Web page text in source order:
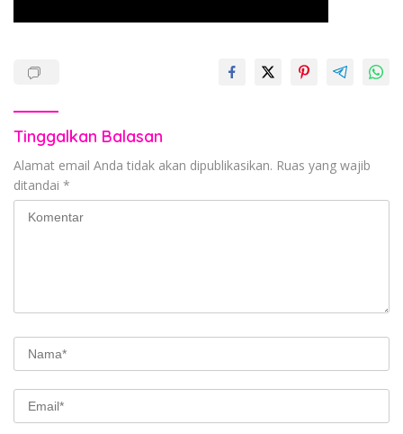
Tinggalkan Balasan
Alamat email Anda tidak akan dipublikasikan. Ruas yang wajib
ditandai *